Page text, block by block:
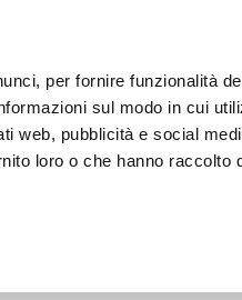
per fornire funzionalità
sul modo in cui
web, pubblicità e social
loro o che hanno raccolto